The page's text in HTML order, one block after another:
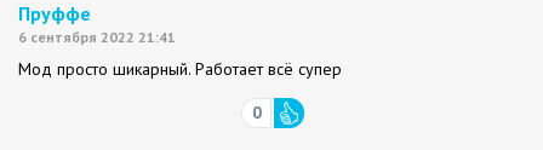
Пруффе
6 сентября 2022 21:41
Мод просто шикарный. Работает всё супер
0